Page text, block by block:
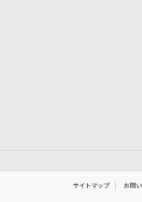
サイトマップ お問